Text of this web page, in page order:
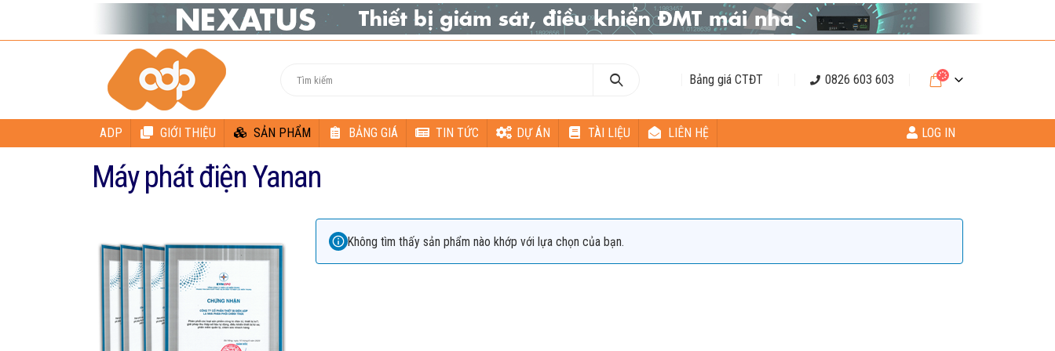
Bảng giá CTĐT 0826 603 603
ADP GIỚI THIỆU SẢN PHẨM BẢNG GIÁ TIN TỨC DỰ ÁN TÀI LIỆU LIÊN HỆ LOG IN
Máy phát điện Yanan
Không tìm thấy sản phẩm nào khớp với lựa chọn của bạn.